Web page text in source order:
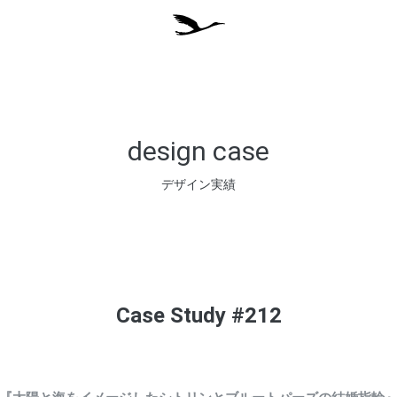
design case
デザイン実績
Case Study #212